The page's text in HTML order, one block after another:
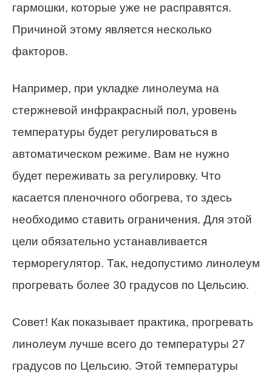
гармошки, которые уже не расправятся.
Причиной этому является несколько
факторов.
Например, при укладке линолеума на
стержневой инфракрасный пол, уровень
температуры будет регулироваться в
автоматическом режиме. Вам не нужно
будет переживать за регулировку. Что
касается пленочного обогрева, то здесь
необходимо ставить ограничения. Для этой
цели обязательно устанавливается
терморегулятор. Так, недопустимо линолеум
прогревать более 30 градусов по Цельсию.
Совет! Как показывает практика, прогревать
линолеум лучше всего до температуры 27
градусов по Цельсию. Этой температуры